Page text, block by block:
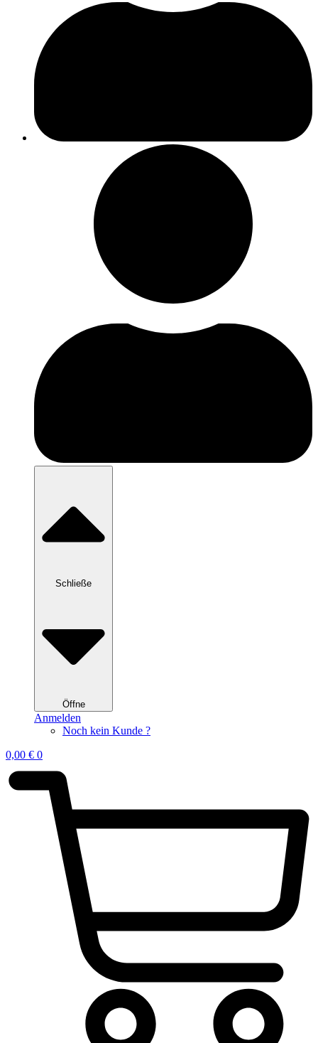
Schließe
Öffne
Anmelden
Noch kein Kunde ?
0,00 € 0